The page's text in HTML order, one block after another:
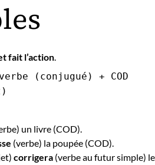
fait l’action.
(conjugué) + COD
un livre (COD).
(verbe) la poupée (COD).
corrigera (verbe au futur simple)